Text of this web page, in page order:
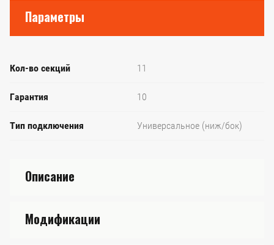
Параметры
Кол-во секций 11
Гарантия 10
Тип подключения Универсальное (ниж/бок)
Описание
Модификации